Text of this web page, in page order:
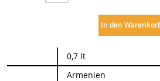
In den
Informationen
0,7 lt
Armenien